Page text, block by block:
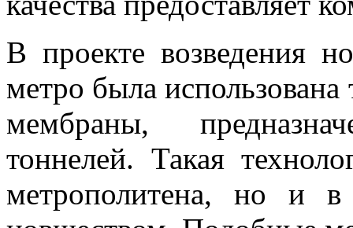
В проекте возведения
метро была
мембраны,
тоннелей. Такая
метрополитена, но и в